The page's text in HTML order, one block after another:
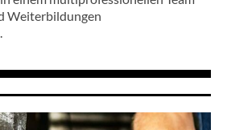
Weiterbildungen